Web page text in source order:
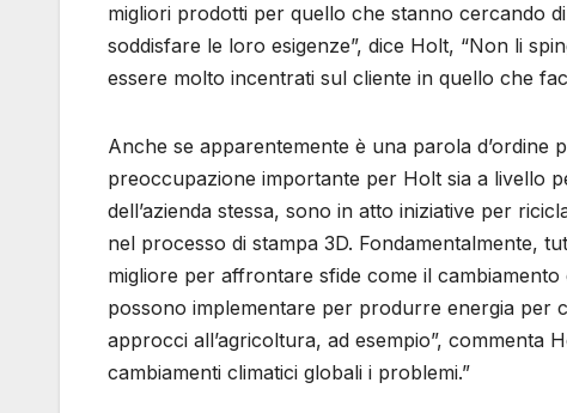
migliori prodotti per quello che stanno cercando
soddisfare le loro esigenze”, dice Holt, “Non li
essere molto incentrati sul cliente in quello che
Anche se apparentemente è una parola
preoccupazione importante per Holt sia a livello
dell’azienda stessa, sono in atto iniziative per
nel processo di stampa 3D. Fondamentalmente,
migliore per affrontare sfide come il
possono implementare per produrre energia per
approcci all’agricoltura, ad esempio”, commenta
cambiamenti climatici globali i problemi.”